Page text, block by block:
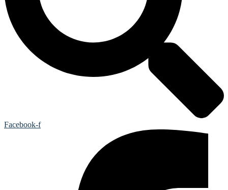
Facebook-f